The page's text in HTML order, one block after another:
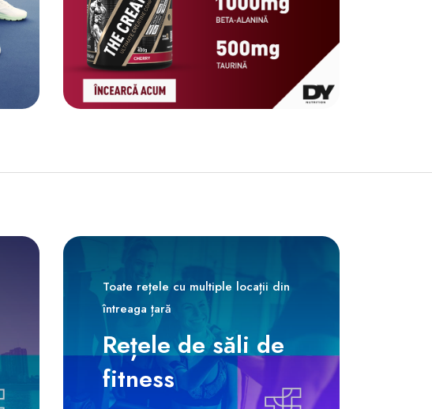
Toate rețele cu multiple locații din
întreaga țară
Rețele de săli de
fitness